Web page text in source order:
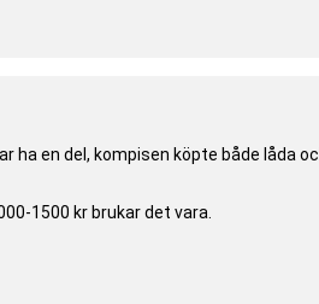
ha en del, kompisen köpte både låda
1500 kr brukar det vara.